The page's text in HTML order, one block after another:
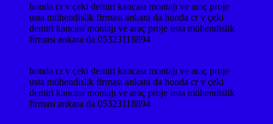
honda cr v çeki demiri kancası montajı ve araç proje
usta mühendislik firması ankara da honda cr v çeki
demiri kancası montajı ve araç proje usta mühendislik
firması ankara da 05323118894
honda cr v çeki demiri kancası montajı ve araç proje
usta mühendislik firması ankara da honda cr v çeki
demiri kancası montajı ve araç proje usta mühendislik
firması ankara da 05323118894